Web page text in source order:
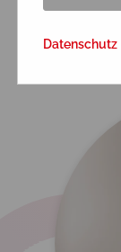
Datenschutz